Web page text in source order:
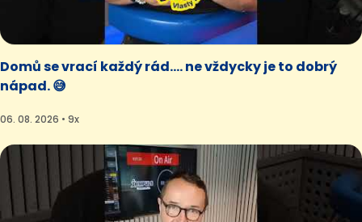
Domů se vrací každý rád.... ne vždycky je to dobrý
nápad. 😅
06. 08. 2026 • 9x